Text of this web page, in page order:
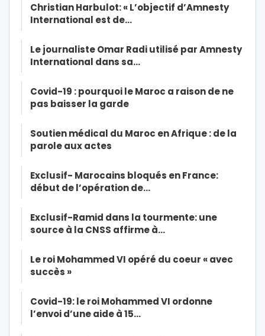
Christian Harbulot: « L’objectif d’Amnesty
International est de…
Le journaliste Omar Radi utilisé par Amnesty
International dans sa…
Covid-19 : pourquoi le Maroc a raison de ne
pas baisser la garde
Soutien médical du Maroc en Afrique : de la
parole aux actes
Exclusif- Marocains bloqués en France:
début de l’opération de…
Exclusif-Ramid dans la tourmente: une
source à la CNSS affirme à…
Le roi Mohammed VI opéré du coeur « avec
succès »
Covid-19: le roi Mohammed VI ordonne
l’envoi d’une aide à 15…